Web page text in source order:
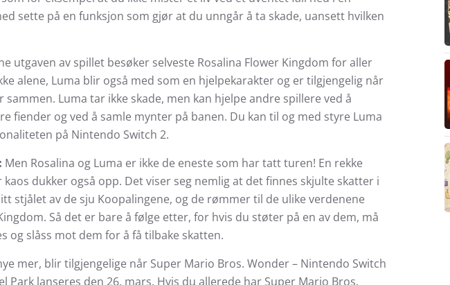
sette på en funksjon som gjør at du unngår å ta skade, uansett hvilken
utgaven av spillet besøker selveste Rosalina Flower Kingdom for aller
alene, Luma blir også med som en hjelpekarakter og er tilgjengelig når
Luma tar ikke skade, men kan hjelpe andre spillere ved å
fiender og ved å samle mynter på banen. Du kan til og med styre Luma
på Nintendo Switch 2.
Men Rosalina og Luma er ikke de eneste som har tatt turen! En rekke
dukker også opp. Det viser seg nemlig at det finnes skjulte skatter i
stjålet av de sju Koopalingene, og de rømmer til de ulike verdenene
Så det er bare å følge etter, for hvis du støter på en av dem, må
og slåss mot dem for å få tilbake skatten.
mer, blir tilgjengelige når Super Mario Bros. Wonder – Nintendo Switch
Park lanseres den 26. mars. Hvis du allerede har Super Mario Bros.